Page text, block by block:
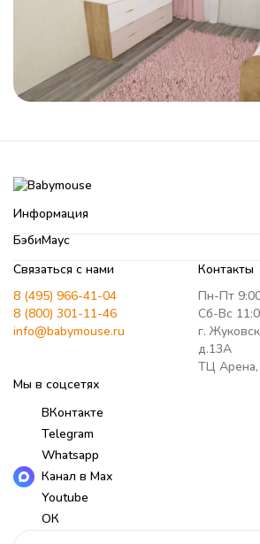
Информация
БэбиМаус
Связаться с нами
8 (495) 966-41-04
8 (800) 301-11-46
info@babymouse.ru
Контакты
Пн-Пт
Сб-Вс
г.
д.13А
ТЦ
Мы в соцсетях
ВКонтакте
Telegram
Whatsapp
Канал в Max
Youtube
ОК